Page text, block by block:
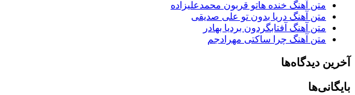
متن آهنگ خنده هاتو قربون محمدعلیزاده
متن آهنگ دریا بدون تو علی صدیقی
متن آهنگ آفتابگردون بردیا بهادر
متن آهنگ چرا ساکتی مهرادجم
آخرین دیدگاه‌ها
بایگانی‌ها